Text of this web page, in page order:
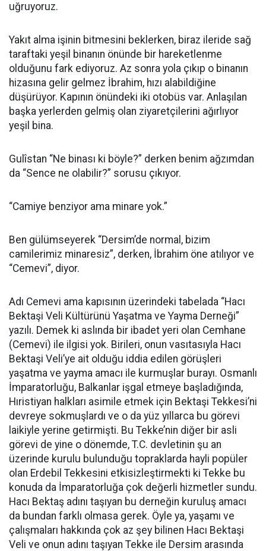
uğruyoruz.
Yakıt alma işinin bitmesini beklerken, biraz ileride sağ
taraftaki yeşil binanın önünde bir hareketlenme
olduğunu fark ediyoruz. Az sonra yola çıkıp o binanın
hizasına gelir gelmez İbrahim, hızı alabildiğine
düşürüyor. Kapının önündeki iki otobüs var. Anlaşılan
başka yerlerden gelmiş olan ziyaretçilerini ağırlıyor
yeşil bina.
Gulîstan “Ne binası ki böyle?” derken benim ağzımdan
da “Sence ne olabilir?” sorusu çıkıyor.
“Camiye benziyor ama minare yok.”
Ben gülümseyerek “Dersim’de normal, bizim
camilerimiz minaresiz”, derken, İbrahim öne atılıyor ve
“Cemevi”, diyor.
Adı Cemevi ama kapısının üzerindeki tabelada “Hacı
Bektaşi Veli Kültürünü Yaşatma ve Yayma Derneği”
yazılı. Demek ki aslında bir ibadet yeri olan Cemhane
(Cemevi) ile ilgisi yok. Birileri, onun vasıtasıyla Hacı
Bektaşi Veli’ye ait olduğu iddia edilen görüşleri
yaşatma ve yayma amacı ile kurmuşlar burayı. Osmanlı
İmparatorluğu, Balkanlar işgal etmeye başladığında,
Hıristiyan halkları asimile etmek için Bektaşi Tekkesi’ni
devreye sokmuşlardı ve o da yüz yıllarca bu görevi
laikiyle yerine getirmişti. Bu Tekke’nin diğer bir asli
görevi de yine o dönemde, T.C. devletinin şu an
üzerinde kurulu bulunduğu topraklarda hayli popüler
olan Erdebil Tekkesini etkisizleştirmekti ki Tekke bu
konuda da İmparatorluğa çok değerli hizmetler sundu.
Hacı Bektaş adını taşıyan bu derneğin kuruluş amacı
da bundan farklı olmasa gerek. Öyle ya, yaşamı ve
çalışmaları hakkında çok az şey bilinen Hacı Bektaşi
Veli ve onun adını taşıyan Tekke ile Dersim arasında